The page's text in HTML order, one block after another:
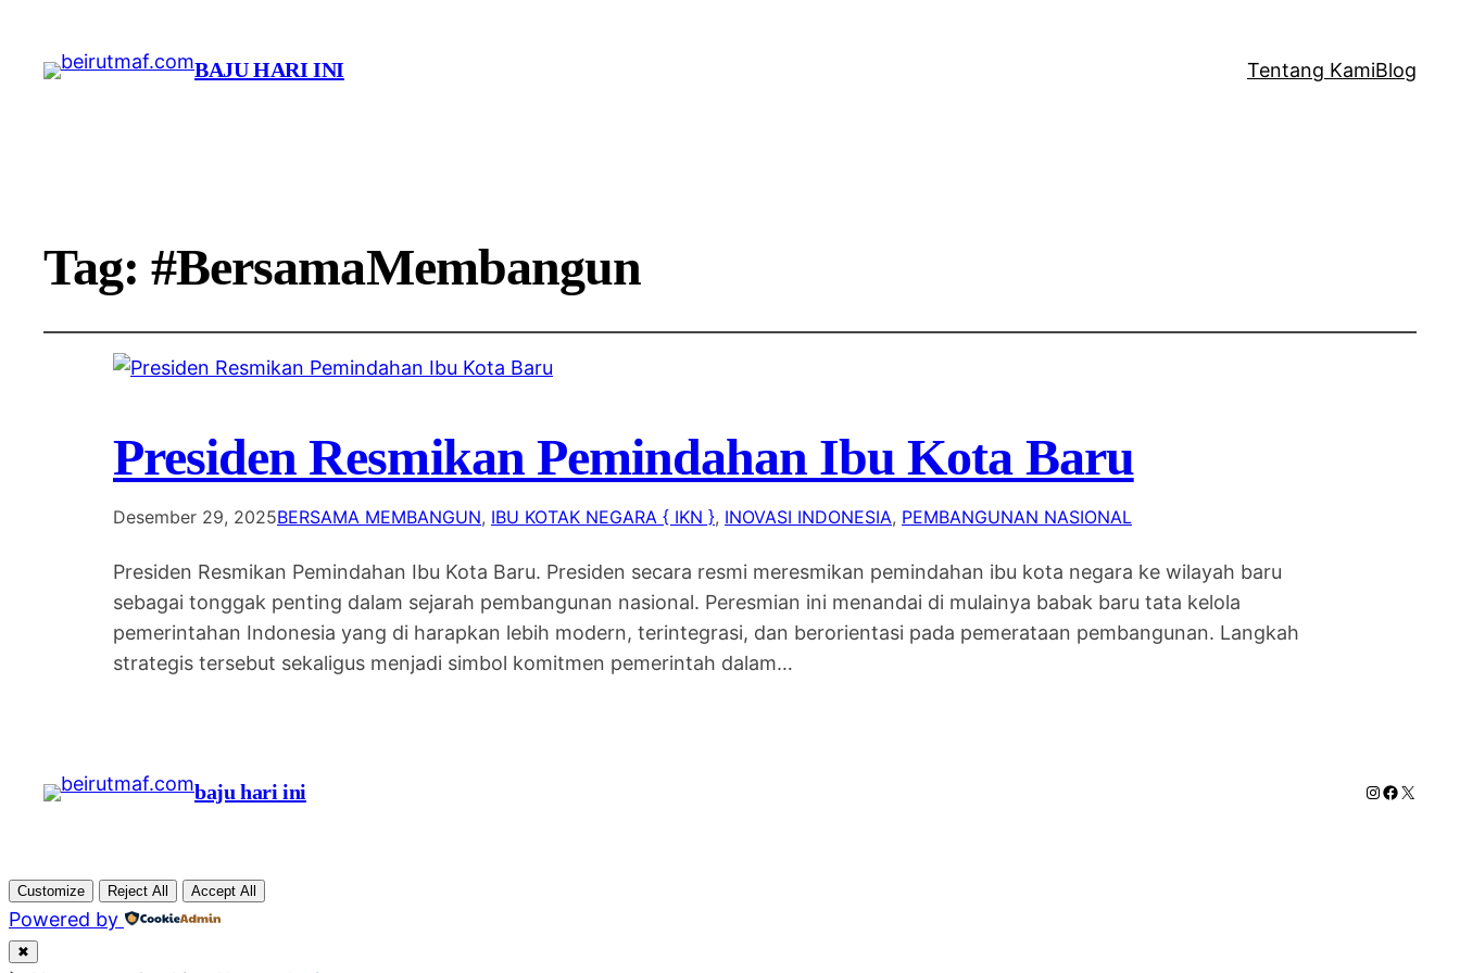
BAJU HARI INI Tentang KamiBlog
Tag:#BersamaMembangun
Presiden Resmikan Pemindahan Ibu Kota Baru
Desember 29, 2025BERSAMA MEMBANGUN, IBU KOTAK NEGARA { IKN }, INOVASI INDONESIA, PEMBANGUNAN NASIONAL
Presiden Resmikan Pemindahan Ibu Kota Baru. Presiden secara resmi meresmikan pemindahan ibu kota negara ke wilayah baru
sebagai tonggak penting dalam sejarah pembangunan nasional. Peresmian ini menandai di mulainya babak baru tata kelola
pemerintahan Indonesia yang di harapkan lebih modern, terintegrasi, dan berorientasi pada pemerataan pembangunan. Langkah
strategis tersebut sekaligus menjadi simbol komitmen pemerintah dalam…
baju hari ini Instagram
X
Customize Reject All Accept All
Powered by
✖